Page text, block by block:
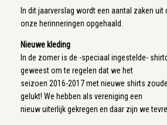
In dit jaarverslag wordt een aantal zaken
onze herinneringen opgehaald.
Nieuwe kleding
In de zomer is de -speciaal ingestelde-
geweest om te regelen dat we het
seizoen 2016-2017 met nieuwe shirts
gelukt! We hebben als vereniging een
nieuw uiterlijk gekregen en daar zijn we